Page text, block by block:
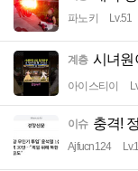
파노키 Lv.51
계층 시녀원
아이스티이
이슈 충격!
Ajfucn124